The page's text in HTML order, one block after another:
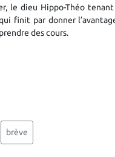
le dieu Hippo-Théo
finit par donner
des cours.
brève